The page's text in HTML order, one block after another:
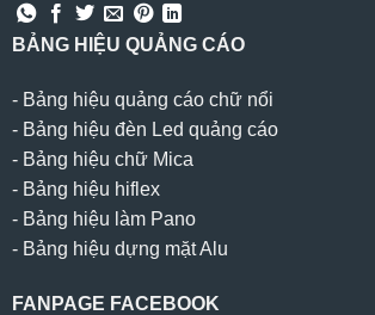
BẢNG HIỆU QUẢNG CÁO
- Bảng hiệu quảng cáo chữ nổi
- Bảng hiệu đèn Led quảng cáo
- Bảng hiệu chữ Mica
- Bảng hiệu hiflex
- Bảng hiệu làm Pano
- Bảng hiệu dựng mặt Alu
FANPAGE FACEBOOK